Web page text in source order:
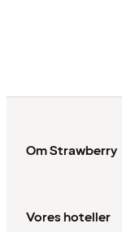
Om Strawberry
Vores hoteller